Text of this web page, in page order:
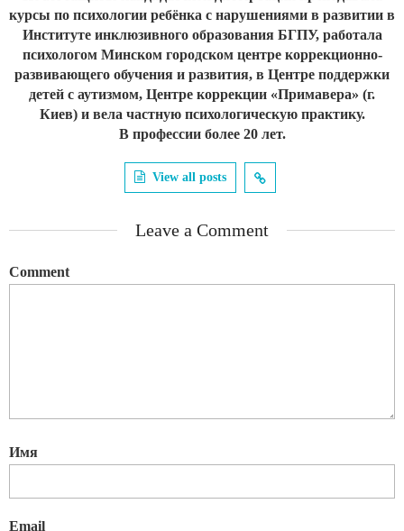
курсы по психологии ребёнка с нарушениями в развитии в
Институте инклюзивного образования БГПУ, работала
психологом Минском городском центре коррекционно-
развивающего обучения и развития, в Центре поддержки
детей с аутизмом, Центре коррекции «Примавера» (г.
Киев) и вела частную психологическую практику.
В профессии более 20 лет.
View all posts
Leave a Comment
Comment
Имя
Email